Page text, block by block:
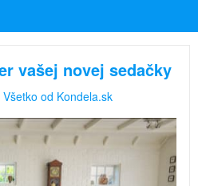
vašej novej sedačky
Všetko od Kondela.sk